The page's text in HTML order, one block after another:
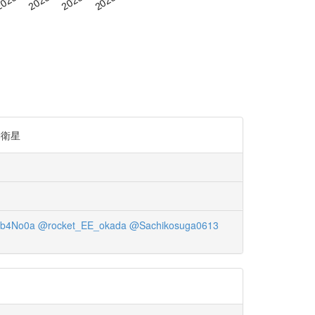
星
@rocket_EE_okada @Sachikosuga0613